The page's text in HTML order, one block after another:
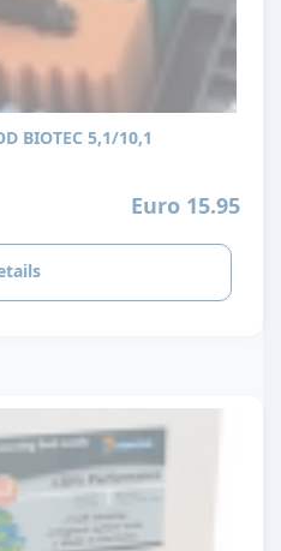
BIOTEC 5,1/10,1
Euro 15.95